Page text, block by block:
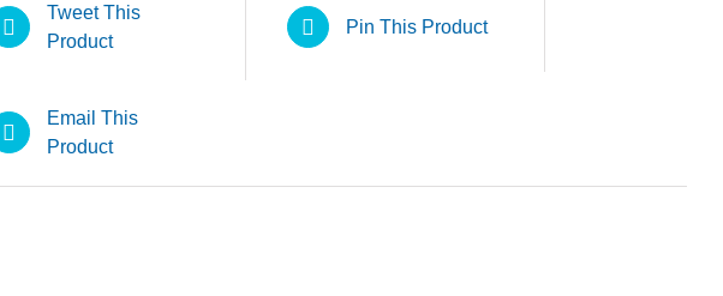
Tweet This
Product
Pin This Product
Email This
Product